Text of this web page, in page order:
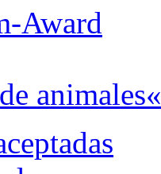
Award
animales«